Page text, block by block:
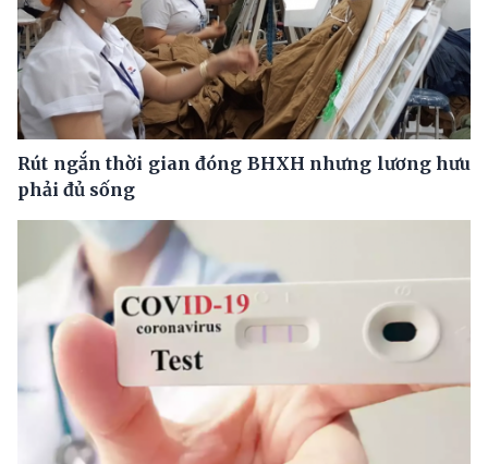
Rút ngắn thời gian đóng BHXH nhưng lương hưu
phải đủ sống